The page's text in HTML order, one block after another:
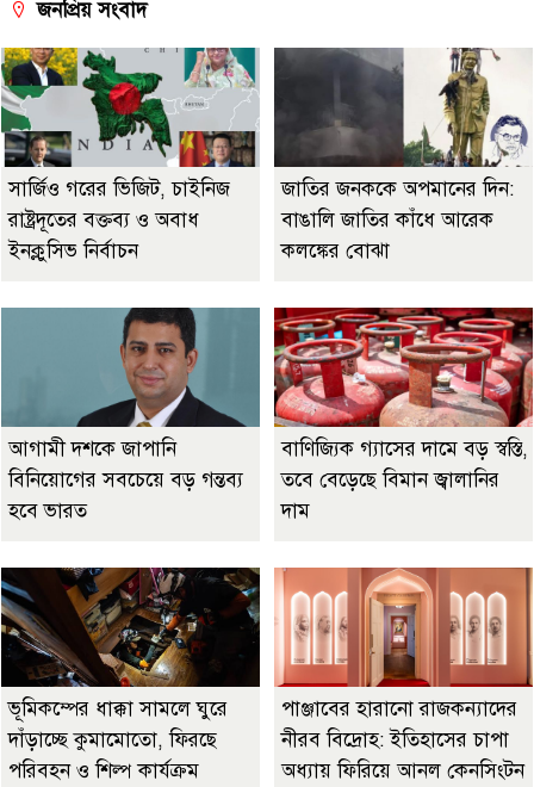
জনপ্রিয় সংবাদ
সার্জিও গরের ভিজিট, চাইনিজ
রাষ্ট্রদূতের বক্তব্য ও অবাধ
ইনক্লুসিভ নির্বাচন
জাতির জনককে অপমানের দিন:
বাঙালি জাতির কাঁধে আরেক
কলঙ্কের বোঝা
আগামী দশকে জাপানি
বিনিয়োগের সবচেয়ে বড় গন্তব্য
হবে ভারত
বাণিজ্যিক গ্যাসের দামে বড় স্বস্তি,
তবে বেড়েছে বিমান জ্বালানির
দাম
ভূমিকম্পের ধাক্কা সামলে ঘুরে
দাঁড়াচ্ছে কুমামোতো, ফিরছে
পরিবহন ও শিল্প কার্যক্রম
পাঞ্জাবের হারানো রাজকন্যাদের
নীরব বিদ্রোহ: ইতিহাসের চাপা
অধ্যায় ফিরিয়ে আনল কেনসিংটন